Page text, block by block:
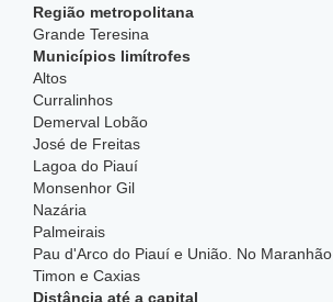
Região metropolitana
Grande Teresina
Municípios limítrofes
Altos
Curralinhos
Demerval Lobão
José de Freitas
Lagoa do Piauí
Monsenhor Gil
Nazária
Palmeirais
Pau d'Arco do Piauí e União. No Maranhão
Timon e Caxias
Distância até a capital